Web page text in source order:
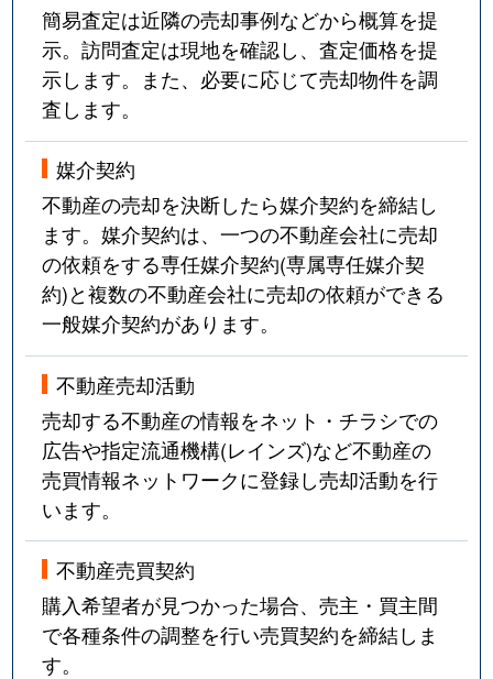
簡易査定は近隣の売却事例などから概算を提
示。訪問査定は現地を確認し、査定価格を提
示します。また、必要に応じて売却物件を調
査します。
媒介契約
不動産の売却を決断したら媒介契約を締結し
ます。媒介契約は、一つの不動産会社に売却
の依頼をする専任媒介契約(専属専任媒介契
約)と複数の不動産会社に売却の依頼ができる
一般媒介契約があります。
不動産売却活動
売却する不動産の情報をネット・チラシでの
広告や指定流通機構(レインズ)など不動産の
売買情報ネットワークに登録し売却活動を行
います。
不動産売買契約
購入希望者が見つかった場合、売主・買主間
で各種条件の調整を行い売買契約を締結しま
す。